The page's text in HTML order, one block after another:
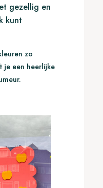
gezellig en
kunt
zo
je een heerlijke